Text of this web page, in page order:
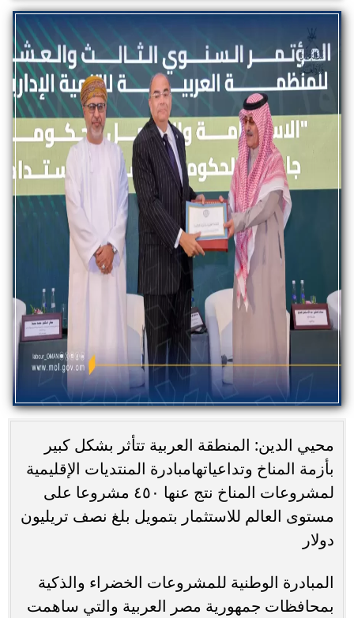
محيي الدين: المنطقة العربية تتأثر بشكل كبير
بأزمة المناخ وتداعياتهامبادرة المنتديات الإقليمية
لمشروعات المناخ نتج عنها ٤٥٠ مشروعا على
مستوى العالم للاستثمار بتمويل بلغ نصف تريليون
دولار
المبادرة الوطنية للمشروعات الخضراء والذكية
بمحافظات جمهورية مصر العربية والتي ساهمت